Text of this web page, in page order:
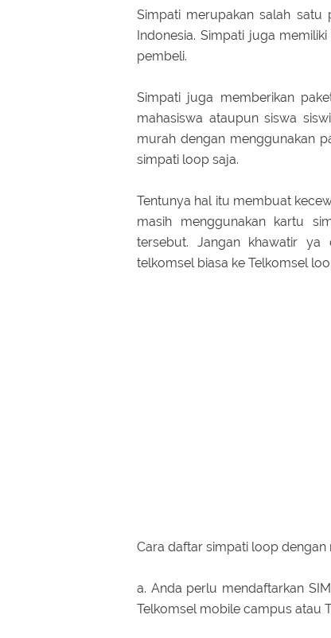
Simpati merupakan salah satu
Indonesia. Simpati juga
pembeli.
Simpati juga memberikan
mahasiswa ataupun siswa
murah dengan menggunakan
simpati loop saja.
Tentunya hal itu membuat
masih menggunakan kartu
tersebut. Jangan khawatir
telkomsel biasa ke Telkomsel
Cara daftar simpati loop
a. Anda perlu mendaftarkan
Telkomsel mobile campus atau